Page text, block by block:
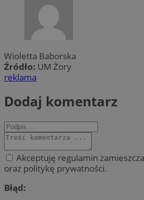
Wioletta Baborska
Źródło: UM Żory
reklama
Dodaj komentarz
Akceptuję regulamin
oraz politykę prywatności.
Błąd: